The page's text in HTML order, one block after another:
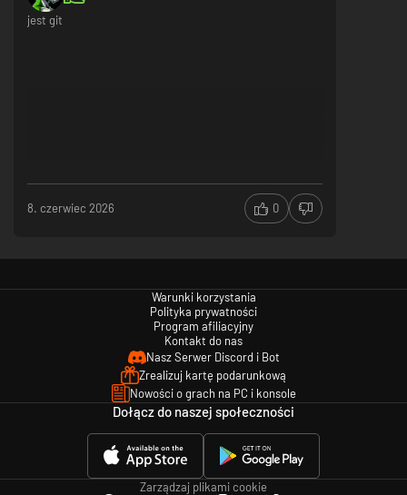
jest git
8. czerwiec 2026 0
Warunki korzystania
Polityka prywatności
Program afiliacyjny
Kontakt do nas
Nasz Serwer Discord i Bot
Zrealizuj kartę podarunkową
Nowości o grach na PC i konsole
Dołącz do naszej społeczności
Zarządzaj plikami cookie